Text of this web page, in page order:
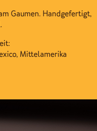
Gaumen. Handgefertigt,
Mittelamerika